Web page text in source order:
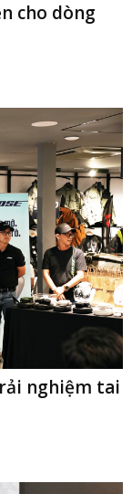
cho dòng
nghiệm tai